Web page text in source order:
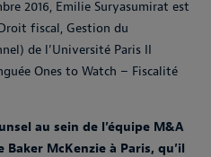
2016, Emilie Suryasumirat est
fiscal, Gestion du
de l’Université Paris II
Ones to Watch – Fiscalité
au sein de l’équipe M&A
McKenzie à Paris, qu’il